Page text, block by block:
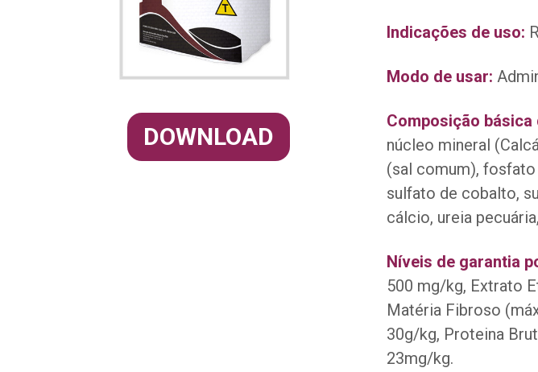
DOWNLOAD
Indicações de uso:
Modo de usar:
Composição
núcleo mineral
(sal comum),
sulfato de cobalto,
cálcio, ureia
Níveis de garantia
500 mg/kg, Extrato
Matéria Fibroso
30g/kg, Proteina
23mg/kg.